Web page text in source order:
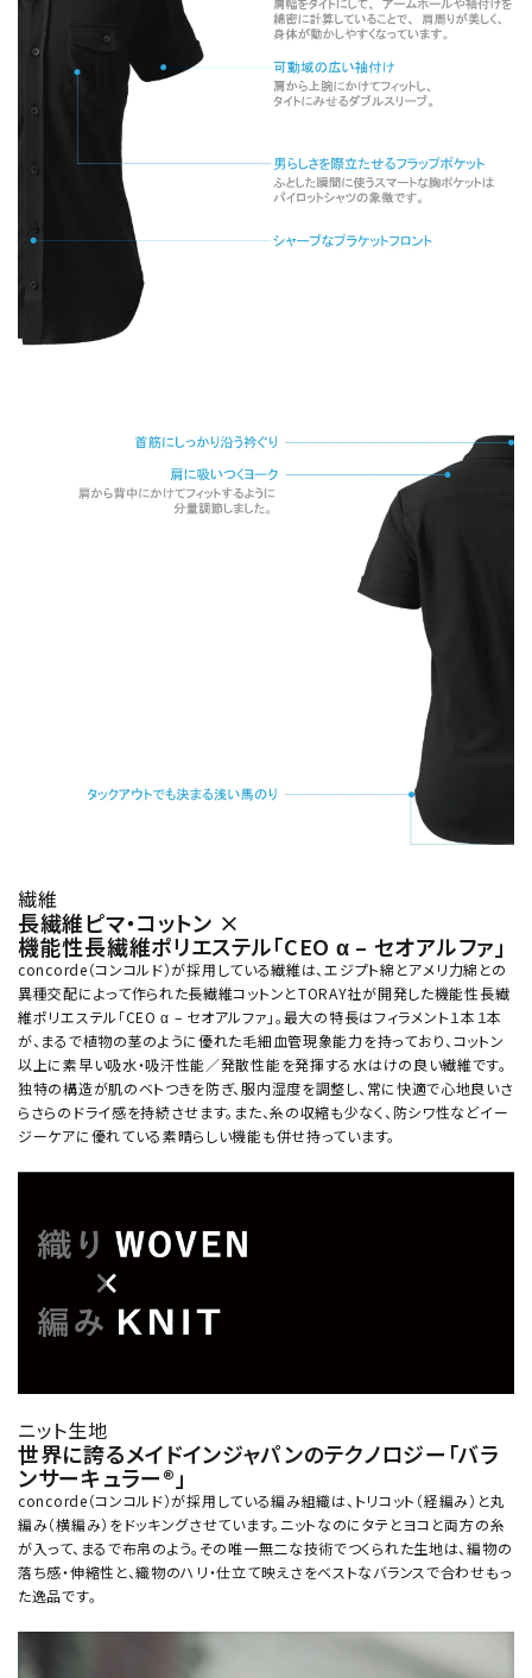
繊維
長繊維ピマ・コットン ×
機能性長繊維ポリエステル「CEO α – セオアルファ」
concorde（コンコルド）が採用している繊維は、エジプト綿とアメリ力綿との
異種交配によって作られた長繊維コットンとTORAY社が開発した機能性長繊
維ポリエステル「CEO α – セオアルファ」。最大の特長はフィラメント１本１本
が、まるで植物の茎のように優れた毛細血管現象能力を持っており、コットン
以上に素早い吸水・吸汗性能／発散性能を発揮する水はけの良い繊維です。
独特の構造が肌のベトつきを防ぎ、服内湿度を調整し、常に快適で心地良いさ
らさらのドライ感を持続させます。また、糸の収縮も少なく、防シワ性などイー
ジーケアに優れている素晴らしい機能も併せ持っています。
ニット生地
世界に誇るメイドインジャパンのテクノロジー「バラ
ンサーキュラー®」
concorde（コンコルド）が採用している編み組織は、トリコット（経編み）と丸
編み（横編み）をドッキングさせています。ニットなのにタテとヨコと両方の糸
が入って、まるで布帛のよう。その唯一無二な技術でつくられた生地は、編物の
落ち感・伸縮性と、織物のハリ・仕立て映えさをベストなバランスで合わせもっ
た逸品です。